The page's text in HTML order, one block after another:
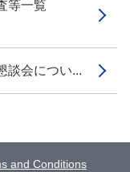
査等一覧
談会につい...
and Conditions